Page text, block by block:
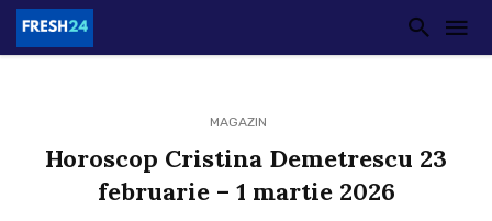
MAGAZIN
Horoscop Cristina Demetrescu 23
februarie – 1 martie 2026